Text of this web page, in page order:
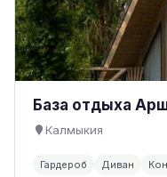
База отдыха
Калмыкия
Гардероб Диван